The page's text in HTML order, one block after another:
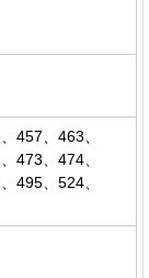
457、463、
473、474、
495、524、